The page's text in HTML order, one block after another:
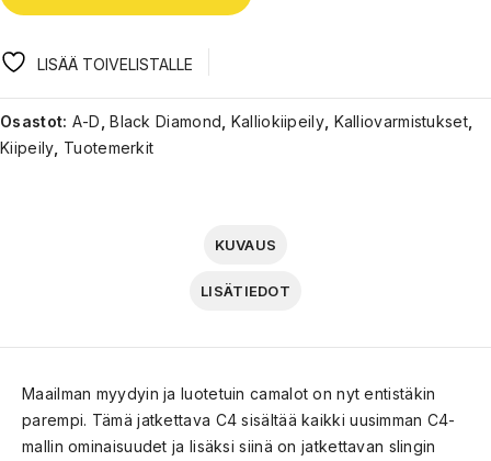
LISÄÄ TOIVELISTALLE
Osastot: A-D, Black Diamond, Kalliokiipeily, Kalliovarmistukset,
Kiipeily, Tuotemerkit
KUVAUS
LISÄTIEDOT
Maailman myydyin ja luotetuin camalot on nyt entistäkin
parempi. Tämä jatkettava C4 sisältää kaikki uusimman C4-
mallin ominaisuudet ja lisäksi siinä on jatkettavan slingin